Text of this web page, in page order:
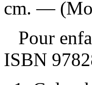
cm. —
Pour
ISBN